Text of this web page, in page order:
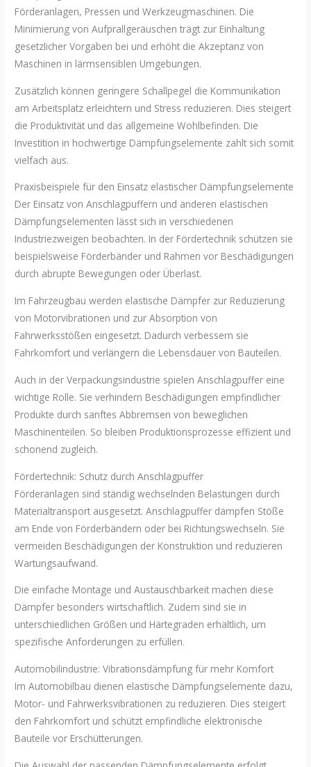
Förderanlagen, Pressen und Werkzeugmaschinen. Die
Minimierung von Aufprallgeräuschen trägt zur Einhaltung
gesetzlicher Vorgaben bei und erhöht die Akzeptanz von
Maschinen in lärmsensiblen Umgebungen.
Zusätzlich können geringere Schallpegel die Kommunikation
am Arbeitsplatz erleichtern und Stress reduzieren. Dies steigert
die Produktivität und das allgemeine Wohlbefinden. Die
Investition in hochwertige Dämpfungselemente zahlt sich somit
vielfach aus.
Praxisbeispiele für den Einsatz elastischer Dämpfungselemente
Der Einsatz von Anschlagpuffern und anderen elastischen
Dämpfungselementen lässt sich in verschiedenen
Industriezweigen beobachten. In der Fördertechnik schützen sie
beispielsweise Förderbänder und Rahmen vor Beschädigungen
durch abrupte Bewegungen oder Überlast.
Im Fahrzeugbau werden elastische Dämpfer zur Reduzierung
von Motorvibrationen und zur Absorption von
Fahrwerksstößen eingesetzt. Dadurch verbessern sie
Fahrkomfort und verlängern die Lebensdauer von Bauteilen.
Auch in der Verpackungsindustrie spielen Anschlagpuffer eine
wichtige Rolle. Sie verhindern Beschädigungen empfindlicher
Produkte durch sanftes Abbremsen von beweglichen
Maschinenteilen. So bleiben Produktionsprozesse effizient und
schonend zugleich.
Fördertechnik: Schutz durch Anschlagpuffer
Förderanlagen sind ständig wechselnden Belastungen durch
Materialtransport ausgesetzt. Anschlagpuffer dämpfen Stöße
am Ende von Förderbändern oder bei Richtungswechseln. Sie
vermeiden Beschädigungen der Konstruktion und reduzieren
Wartungsaufwand.
Die einfache Montage und Austauschbarkeit machen diese
Dämpfer besonders wirtschaftlich. Zudem sind sie in
unterschiedlichen Größen und Härtegraden erhältlich, um
spezifische Anforderungen zu erfüllen.
Automobilindustrie: Vibrationsdämpfung für mehr Komfort
Im Automobilbau dienen elastische Dämpfungselemente dazu,
Motor- und Fahrwerksvibrationen zu reduzieren. Dies steigert
den Fahrkomfort und schützt empfindliche elektronische
Bauteile vor Erschütterungen.